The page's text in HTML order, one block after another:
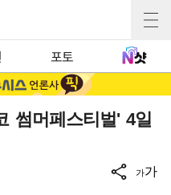
포토
썸머페스티벌' 4일
가가